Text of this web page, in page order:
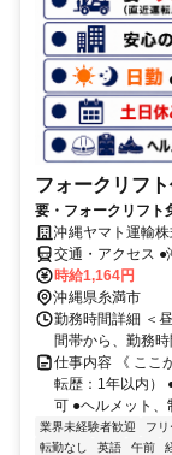
フォークリフ
要・フォークリフト
沖縄ヤマト運輸株
交通・アクセス
時給1,164円
沖縄県糸満市
勤務時間詳細 ＜
間帯から、勤務
仕事内容 《 ここ
転歴：1年以内）
可 ●ヘルメット、
業界未経験者歓迎 フ
転勤なし
英語 午前